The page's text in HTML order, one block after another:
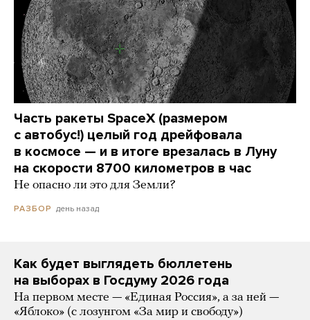
Часть ракеты SpaceX (размером
с автобус!) целый год дрейфовала
в космосе — и в итоге врезалась в Луну
на скорости 8700 километров в час
Не опасно ли это для Земли?
РАЗБОР день назад
Как будет выглядеть бюллетень
на выборах в Госдуму 2026 года
На первом месте — «Единая Россия», а за ней —
«Яблоко» (с лозунгом «За мир и свободу»)